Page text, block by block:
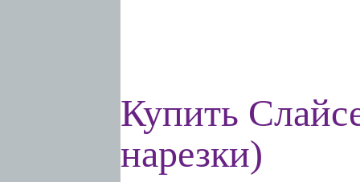
Купить
нарезки)